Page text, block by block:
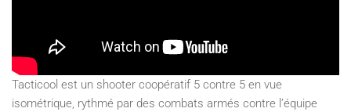
Tacticool est un shooter coopératif 5 contre 5 en vue
isométrique, rythmé par des combats armés contre l’équipe